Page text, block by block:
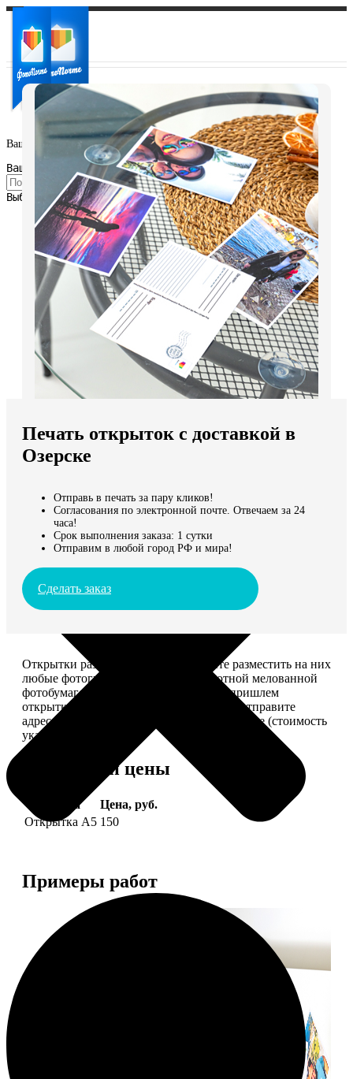
Ваш город:
Ваш регион доставки
Выберите из списка:
Мы доставляем по всему миру
Продолжить без города
Печать открыток с доставкой в
Озерске
Отправь в печать за пару кликов!
Согласования по электронной почте. Отвечаем за 24
часа!
Срок выполнения заказа: 1 сутки
Отправим в любой город РФ и мира!
Сделать заказ
Открытки размером 10*15, вы можете разместить на них
любые фотографии. Печатаем на плотной мелованной
фотобумаге плотностью 300 г/м2. Мы пришлем
открытки вам, вы сами их подпишете и отправите
адресату. Заказать можно 6 открыток и более (стоимость
указана за 6 штук).
Форматы и цены
Услуга
Цена, руб.
Открытка А5 150
Примеры работ